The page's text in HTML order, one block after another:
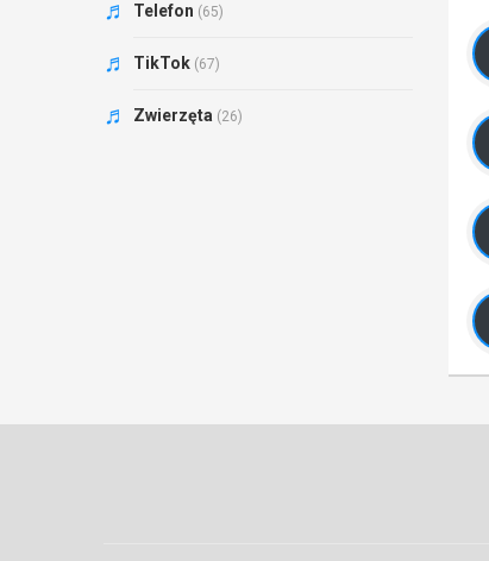
Telefon (65)
TikTok (67)
Zwierzęta (26)